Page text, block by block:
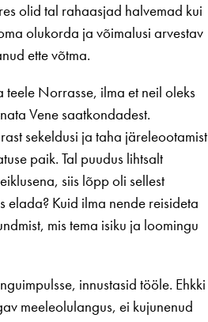
olid tal rahaasjad halvemad kui
olukorda ja võimalusi arvestav
ette võtma.
teele Norrasse, ilma et neil oleks
Vene saatkondadest.
sekeldusi ja taha järeleootamist
paik. Tal puudus lihtsalt
siis lõpp oli sellest
elada? Kuid ilma nende reisideta
mis tema isiku ja loomingu
innustasid tööle. Ehkki
meeleolulangus, ei kujunenud